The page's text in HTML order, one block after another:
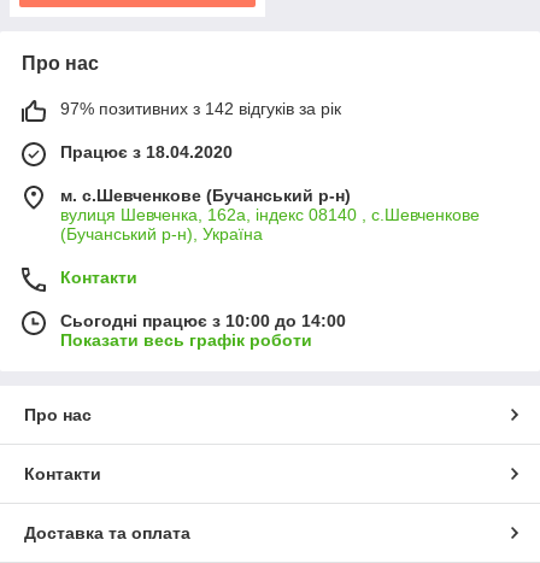
Про нас
97% позитивних з 142 відгуків за рік
Працює з 18.04.2020
м. с.Шевченкове (Бучанський р-н)
вулиця Шевченка, 162а, індекс 08140 , с.Шевченкове
(Бучанський р-н), Україна
Контакти
Сьогодні працює з 10:00 до 14:00
Показати весь графік роботи
Про нас
Контакти
Доставка та оплата